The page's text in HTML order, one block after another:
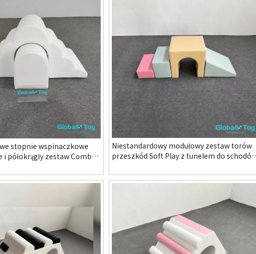
stopnie wspinaczkowe
i półokrągły zestaw Combo
Niestandardowy modułowy zestaw torów
przeszkód Soft Play z tunelem do schodów